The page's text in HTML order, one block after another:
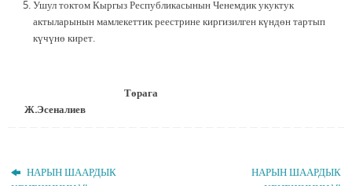
Ушул токтом Кыргыз Республикасынын Ченемдик укуктук
актыларынын мамлекеттик реестрине киргизилген күндөн тартып
күчүнө кирет.
Төрага
Ж.Эсеналиев
НАРЫН ШААРДЫК
НАРЫН ШААРДЫК